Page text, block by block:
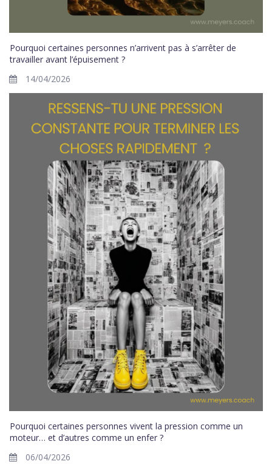
Pourquoi certaines personnes n’arrivent pas à s’arrêter de
travailler avant l’épuisement ?
14/04/2026
Pourquoi certaines personnes vivent la pression comme un
moteur… et d’autres comme un enfer ?
06/04/2026